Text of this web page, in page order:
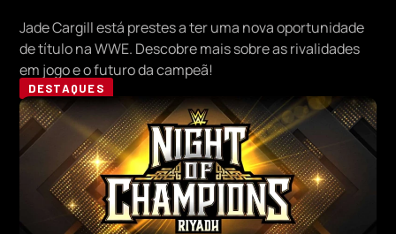
Jade Cargill está prestes a ter uma nova oportunidade
de título na WWE. Descobre mais sobre as rivalidades
em jogo e o futuro da campeã!
DESTAQUES